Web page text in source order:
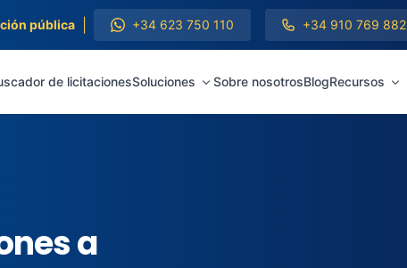
pública +34 623 750 110 +34 910 769 882
de licitacionesSoluciones Sobre nosotrosBlogRecursos
a